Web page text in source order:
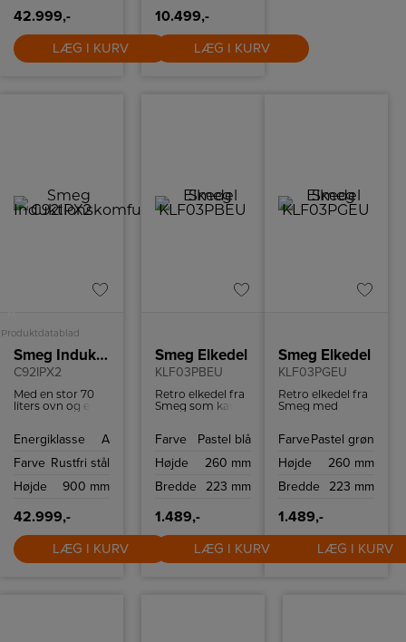
42.999,-
LÆG I KURV
10.499,-
LÆG I KURV
Produktdatablad
Smeg Induktionskomfur
C92IPX2
Med en stor 70
liters ovn og en
udstyret til at
varieret menu.
en varmluftsovn
varmefordeling,
mens den ekstra
ovn er traditionel,
perfekt til retter,
der kræver en
Energiklasse
A
Farve Rustfri stål
Højde
900 mm
42.999,-
LÆG I KURV
Smeg Elkedel
KLF03PBEU
Retro elkedel fra
Smeg som kan
tørkogningssikring
ved 100ºC.
Farve
Pastel blå
Højde
260 mm
Bredde
223 mm
1.489,-
LÆG I KURV
Smeg Elkedel
KLF03PGEU
Retro elkedel fra
Smeg med
2400 W motor,
vandet på ingen
FarvePastel grøn
Højde
260 mm
Bredde
223 mm
1.489,-
LÆG I KURV